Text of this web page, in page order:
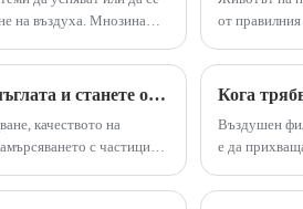
корозия и увреждане на
на въздуха. Мнозина
от
зелен
Объркани сте относно хидравличната филтрация? Разбийте мъглата и станете опитни в технологията на хидравличния филтър от висок клас!
качеството на
с частици
Кога
Въздушен
е да